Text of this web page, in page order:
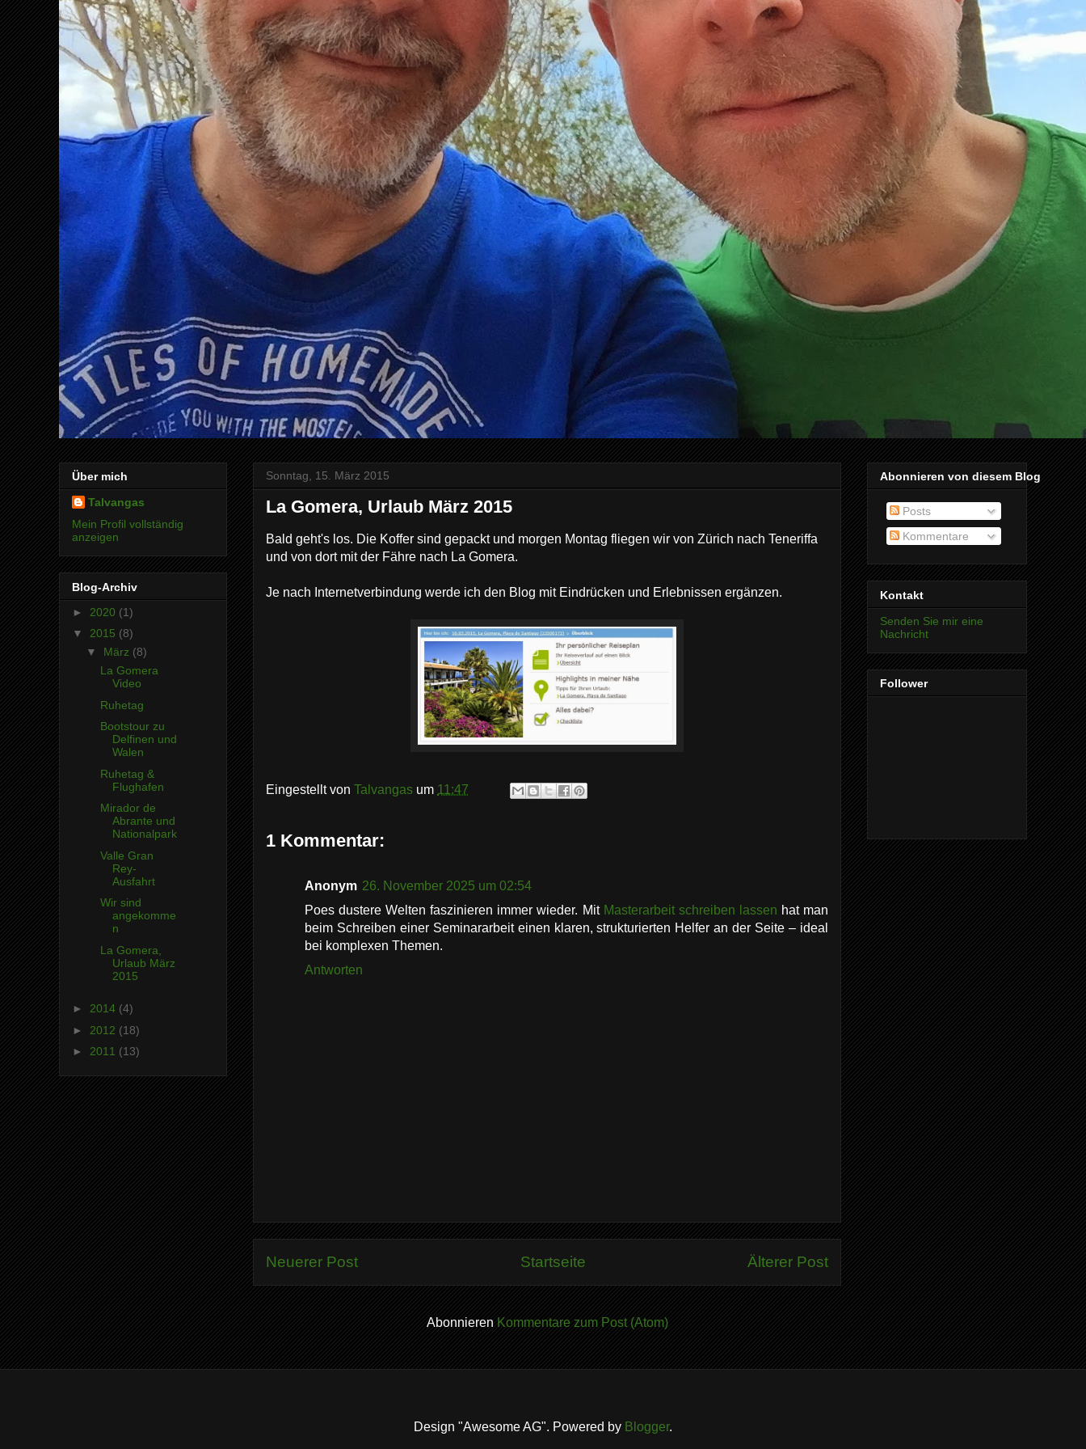
Sonntag, 15. März 2015
La Gomera, Urlaub März 2015
Bald geht's los. Die Koffer sind gepackt und morgen Montag fliegen wir von Zürich nach Teneriffa
und von dort mit der Fähre nach La Gomera.
Je nach Internetverbindung werde ich den Blog mit Eindrücken und Erlebnissen ergänzen.
Eingestellt von Talvangas um 11:47
1 Kommentar:
Anonym 26. November 2025 um 02:54
Poes dustere Welten faszinieren immer wieder. Mit Masterarbeit schreiben lassen hat man
beim Schreiben einer Seminararbeit einen klaren, strukturierten Helfer an der Seite – ideal
bei komplexen Themen.
Antworten
Neuerer Post Älterer Post
Startseite
Abonnieren Kommentare zum Post (Atom)
Über mich
Talvangas
Mein Profil vollständig
anzeigen
Blog-Archiv
► 2020 (1)
▼ 2015 (8)
▼ März (8)
La Gomera
Video
Ruhetag
Bootstour zu
Delfinen und
Walen
Ruhetag &
Flughafen
Mirador de
Abrante und
Nationalpark
Valle Gran
Rey-
Ausfahrt
Wir sind
angekomme
n
La Gomera,
Urlaub März
2015
► 2014 (4)
► 2012 (18)
► 2011 (13)
Abonnieren von diesem Blog
Posts
Kommentare
Kontakt
Senden Sie mir eine
Nachricht
Follower
Design "Awesome AG". Powered by Blogger.